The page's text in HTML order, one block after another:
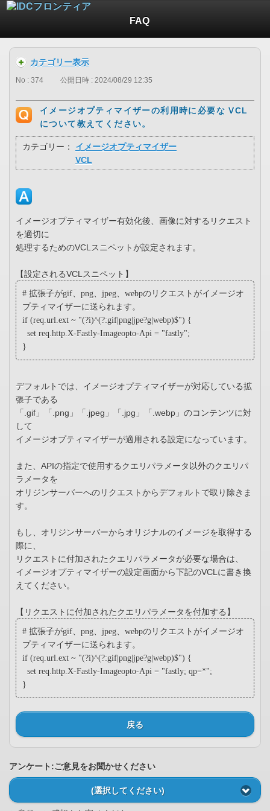
FAQ
カテゴリー表示
No : 374 公開日時 : 2024/08/29 12:35
イメージオプティマイザーの利用時に必要な VCL
について教えてください。
カテゴリー：
イメージオプティマイザー
VCL
イメージオプティマイザー有効化後、画像に対するリクエスト
を適切に
処理するためのVCLスニペットが設定されます。
【設定されるVCLスニペット】
# 拡張子がgif、png、jpeg、webpのリクエストがイメージオ
プティマイザーに送られます。
if (req.url.ext ~ "(?i)^(?:gif|png|jpe?g|webp)$") {
set req.http.X-Fastly-Imageopto-Api = "fastly";
}
デフォルトでは、イメージオプティマイザーが対応している拡
張子である
「.gif」「.png」「.jpeg」「.jpg」「.webp」のコンテンツに対
して
イメージオプティマイザーが適用される設定になっています。
また、APIの指定で使用するクエリパラメータ以外のクエリパ
ラメータを
オリジンサーバーへのリクエストからデフォルトで取り除きま
す。
もし、オリジンサーバーからオリジナルのイメージを取得する
際に、
リクエストに付加されたクエリパラメータが必要な場合は、
イメージオプティマイザーの設定画面から下記のVCLに書き換
えてください。
【リクエストに付加されたクエリパラメータを付加する】
# 拡張子がgif、png、jpeg、webpのリクエストがイメージオ
プティマイザーに送られます。
if (req.url.ext ~ "(?i)^(?:gif|png|jpe?g|webp)$") {
set req.http.X-Fastly-Imageopto-Api = "fastly; qp=*";
}
戻る
アンケート:ご意見をお聞かせください
(選択してください)